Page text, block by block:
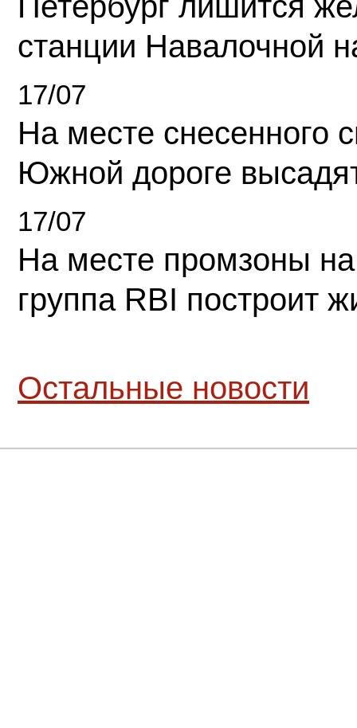
станции Навалочной
17/07
На месте снесенного
Южной дороге
17/07
На месте промзоны
группа RBI построит
Остальные новости